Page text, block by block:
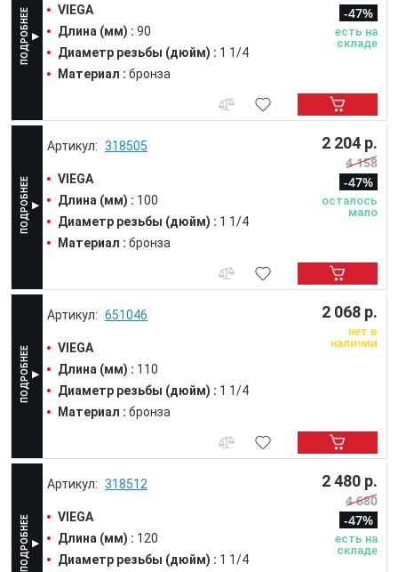
VIEGA
Длина (мм) : 90
Диаметр резьбы (дюйм) : 1 1/4
Материал : бронза
-47%
есть на
складе
318505
VIEGA
Длина (мм) : 100
Диаметр резьбы (дюйм) : 1 1/4
Материал : бронза
2 204 р.
4 158
-47%
осталось
мало
651046
VIEGA
Длина (мм) : 110
Диаметр резьбы (дюйм) : 1 1/4
Материал : бронза
2 068 р.
нет в
наличии
318512
VIEGA
Длина (мм) : 120
Диаметр резьбы (дюйм) : 1 1/4
2 480 р.
4 680
-47%
есть на
складе